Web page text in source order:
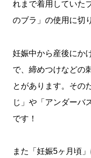
れまで着用していた
のブラ」の使用に切
妊娠中から産後にか
で、締めつけなどの
とがあります。その
じ」や「アンダーバ
です！
また「妊娠5ヶ月頃